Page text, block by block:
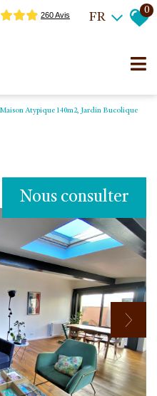
FR
0
Maison Atypique 140m2, Jardin Bucolique
Nous consulter